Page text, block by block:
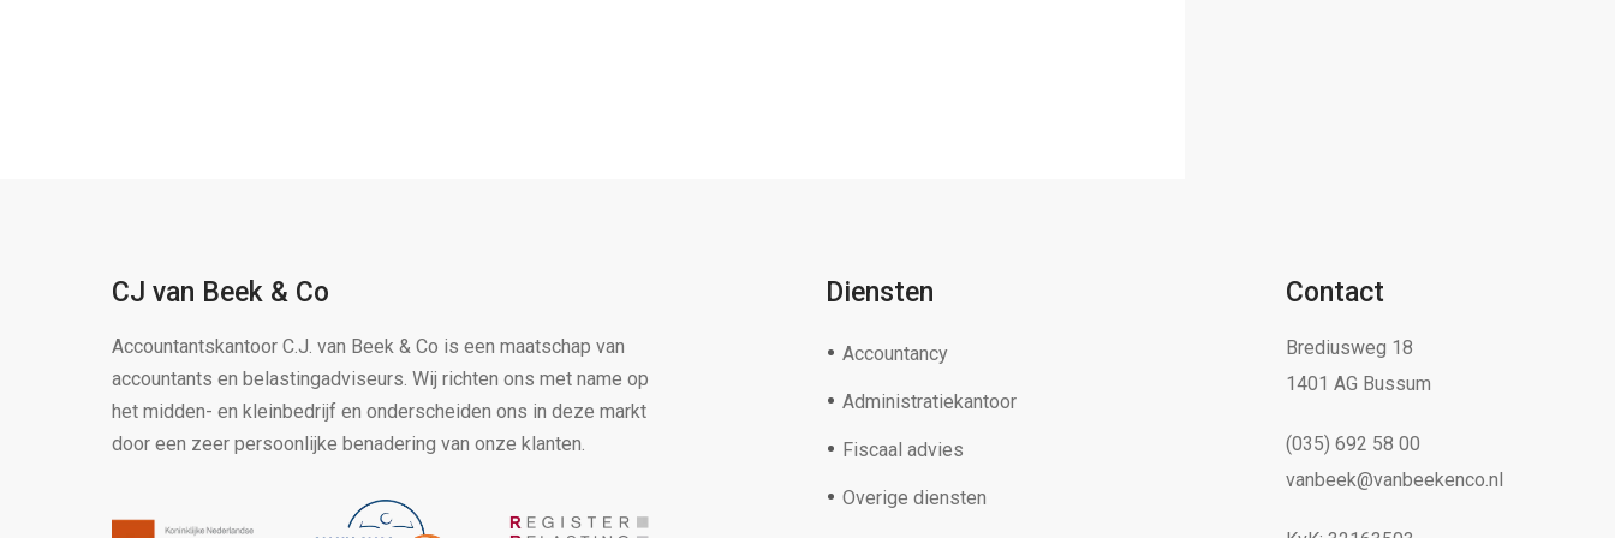
CJ van Beek & Co
Accountantskantoor C.J. van Beek & Co is een maatschap van
accountants en belastingadviseurs. Wij richten ons met name op
het midden- en kleinbedrijf en onderscheiden ons in deze markt
door een zeer persoonlijke benadering van onze klanten.
Diensten
Accountancy
Administratiekantoor
Fiscaal advies
Overige diensten
Contact
Brediusweg 18
1401 AG Bussum
(035) 692 58 00
vanbeek@vanbeekenco.nl